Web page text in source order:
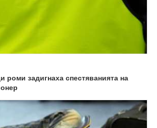
роми задигнаха спестяванията на